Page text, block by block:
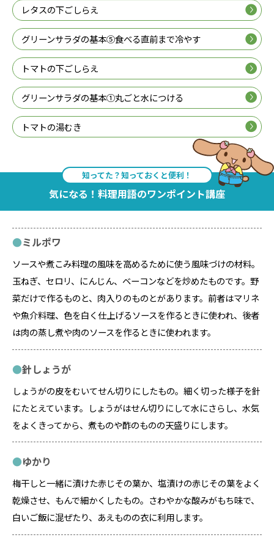
レタスの下ごしらえ
グリーンサラダの基本⑤食べる直前まで冷やす
トマトの下ごしらえ
グリーンサラダの基本①丸ごと水につける
トマトの湯むき
知ってた？知っておくと便利！
気になる！料理用語のワンポイント講座
ミルポワ
ソースや煮こみ料理の風味を高めるために使う風味づけの材料。
玉ねぎ、セロリ、にんじん、ベーコンなどを炒めたものです。野
菜だけで作るものと、肉入りのものとがあります。前者はマリネ
や魚介料理、色を白く仕上げるソースを作るときに使われ、後者
は肉の蒸し煮や肉のソースを作るときに使われます。
針しょうが
しょうがの皮をむいてせん切りにしたもの。細く切った様子を針
にたとえています。しょうがはせん切りにして水にさらし、水気
をよくきってから、煮ものや酢のものの天盛りにします。
ゆかり
梅干しと一緒に漬けた赤じその葉か、塩漬けの赤じその葉をよく
乾燥させ、もんで細かくしたもの。さわやかな酸みがもち味で、
白いご飯に混ぜたり、あえものの衣に利用します。